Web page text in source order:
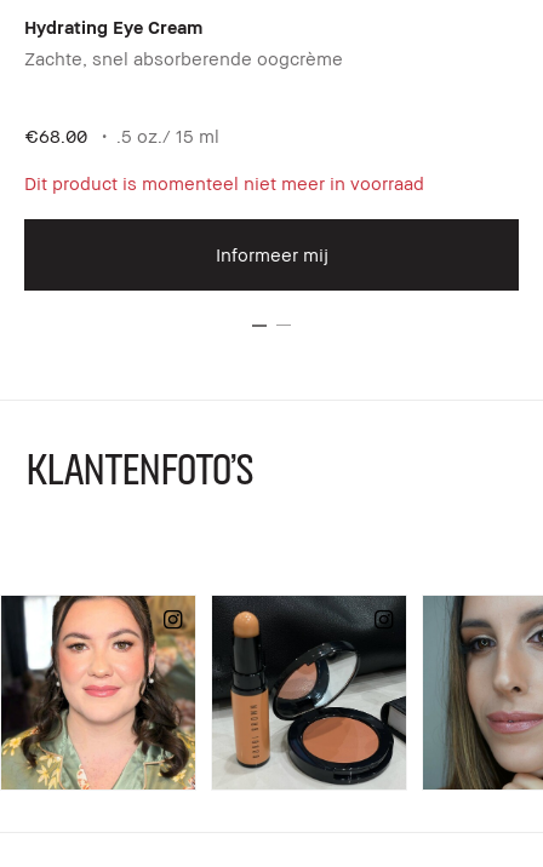
Hydrating Eye Cream
Zachte, snel absorberende oogcrème
€68.00 .5 oz./ 15 ml
Dit product is momenteel niet meer in voorraad
Informeer mij
KLANTENFOTO'S